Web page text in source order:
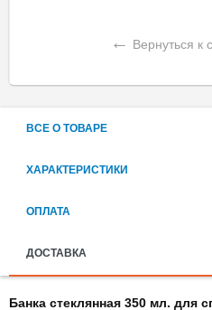
← Вернуться к
ВСЕ О ТОВАРЕ
ХАРАКТЕРИСТИКИ
ОПЛАТА
ДОСТАВКА
Банка стеклянная 350 мл. для